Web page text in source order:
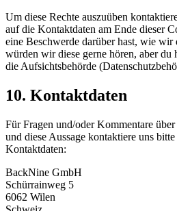
Um diese Rechte auszuüben
auf die Kontaktdaten am Ende dieser
eine Beschwerde darüber hast, wie wir
würden wir diese gerne hören, aber du
die Aufsichtsbehörde
10. Kontaktdaten
Für Fragen und/oder Kommentare
und diese Aussage kontaktiere uns
Kontaktdaten:
BackNine GmbH
Schürrainweg 5
6062 Wilen